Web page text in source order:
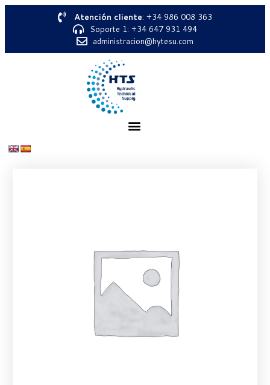
Atención cliente: +34 986 008 363
Soporte 1: +34 647 931 494
administracion@hytesu.com